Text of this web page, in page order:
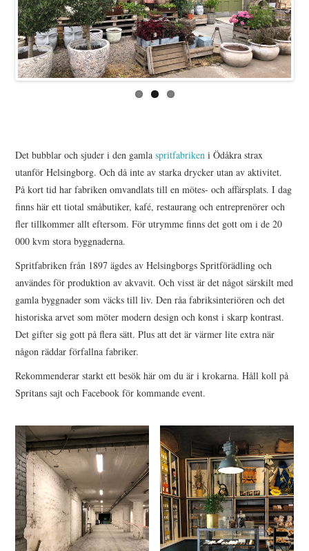
Previo
us
Next
Det bubblar och sjuder i den gamlaspritfabriken i Ödåkra strax
utanför Helsingborg. Och då inte av starka drycker utan av aktivitet.
På kort tid har fabriken omvandlats till en mötes- och affärsplats. I dag
finns här ett tiotal småbutiker, kafé, restaurang och entreprenörer och
fler tillkommer allt eftersom. För utrymme finns det gott om i de 20
000 kvm stora byggnaderna.
Spritfabriken från 1897 ägdes av Helsingborgs Spritförädling och
användes för produktion av akvavit. Och visst är det något särskilt med
gamla byggnader som väcks till liv. Den råa fabriksinteriören och det
historiska arvet som möter modern design och konst i skarp kontrast.
Det gifter sig gott på flera sätt. Plus att det är värmer lite extra när
någon räddar förfallna fabriker.
Rekommenderar starkt ett besök här om du är i krokarna. Håll koll på
Spritans sajt och Facebook för kommande event.